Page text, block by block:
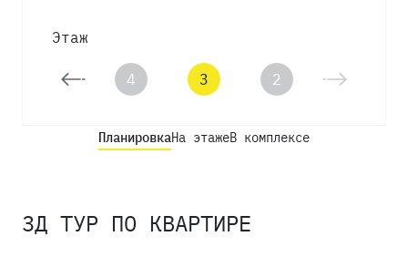
Этаж
5 4 3 2
ПланировкаНа этажеВ комплексе
3Д ТУР ПО КВАРТИРЕ